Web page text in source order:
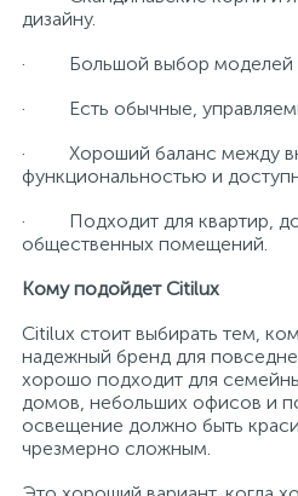
дизайну.
· Большой выбор моделей
· Есть обычные,
· Хороший баланс между
функциональностью и
· Подходит для квартир,
общественных помещений.
Кому подойдет Citilux
Citilux стоит выбирать тем,
надежный бренд для
хорошо подходит для
домов, небольших офисов и
освещение должно быть
чрезмерно сложным.